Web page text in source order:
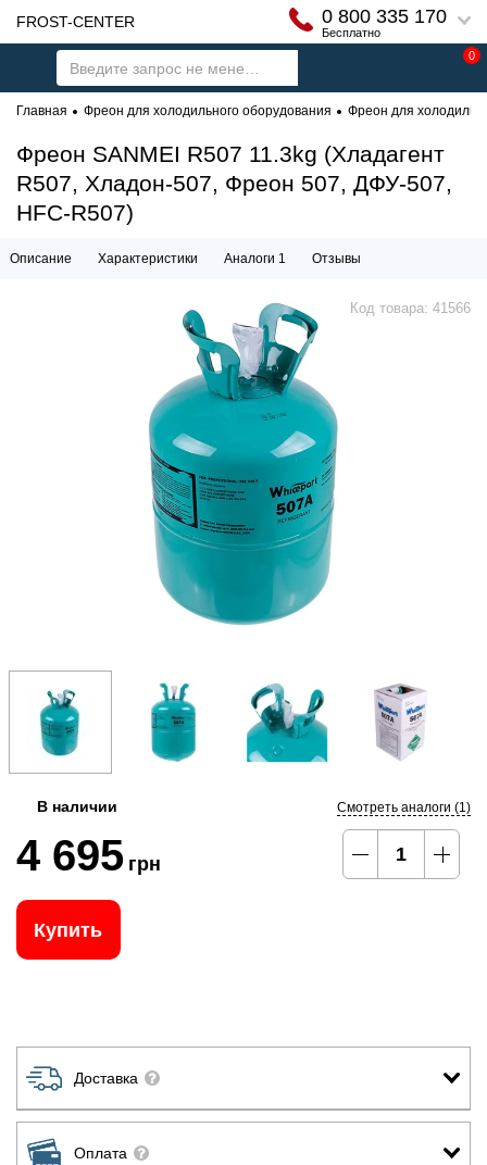
FROST-CENTER 0 800 335 170
Бесплатно
0
Главная Фреон для холодильного оборудования Фреон для
Фреон SANMEI R507 11.3kg (Хладагент
R507, Хладон-507, Фреон 507, ДФУ-507,
HFC-R507)
Описание Характеристики Аналоги 1 Отзывы
Код товара: 41566
В наличии Смотреть аналоги (1)
4 695 грн
Купить
Доставка
Оплата